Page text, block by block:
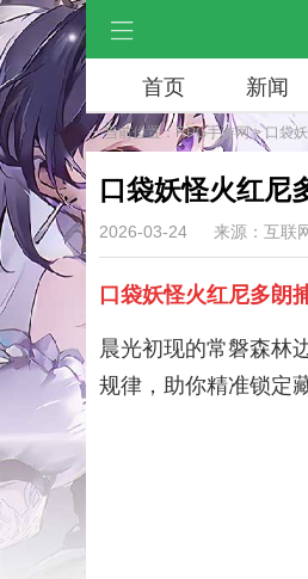
首页 新闻
当前位置：RPG手游网>口袋
口袋妖怪火红尼
2026-03-24 来源：互联
口袋妖怪火红尼多朗
晨光初现的常磐森林
规律，助你精准锁定